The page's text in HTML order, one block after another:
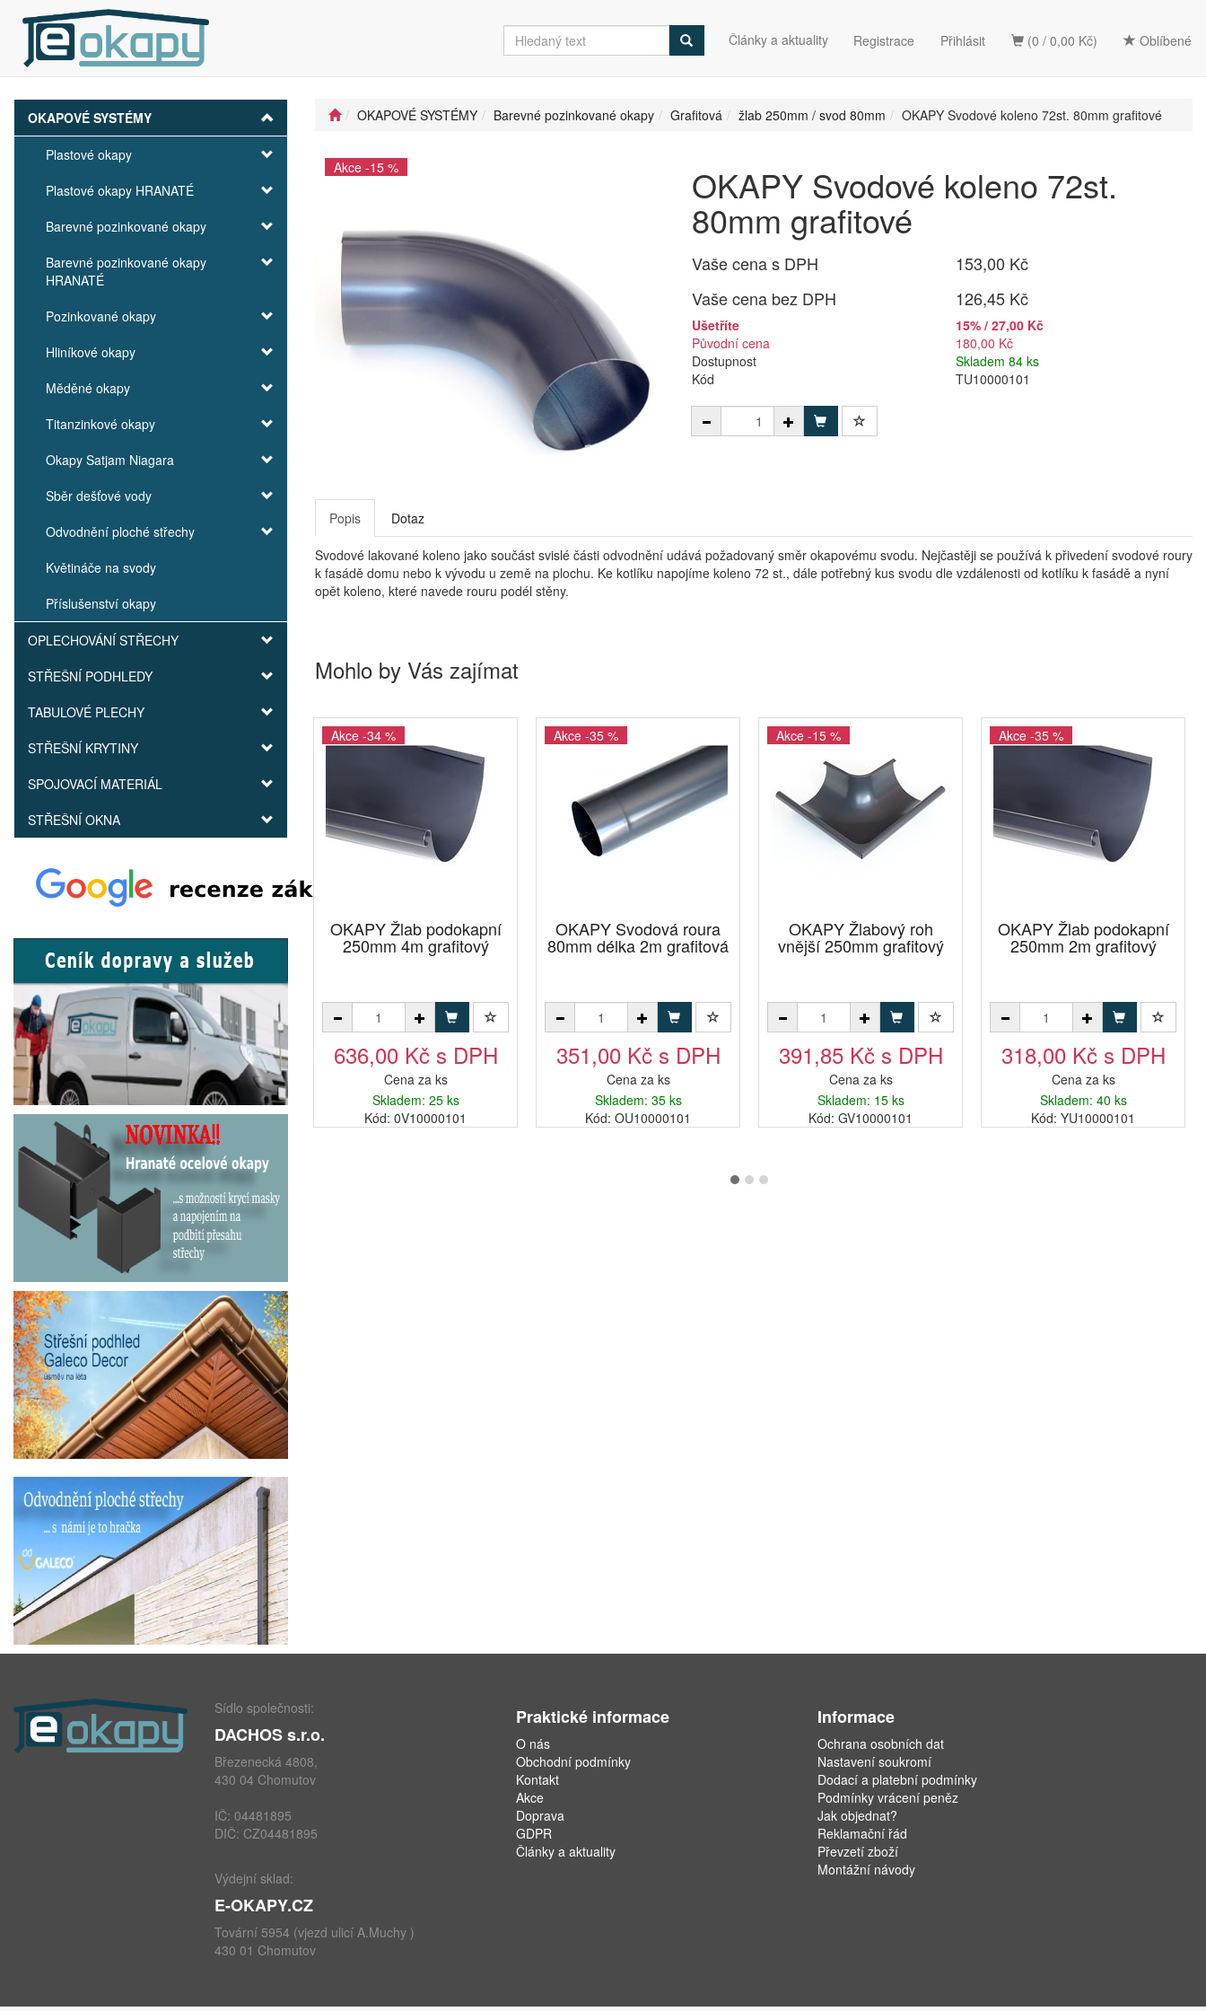
(0 / 0,00 Kč) Oblíbené
Články a aktuality Registrace Přihlásit
OKAPOVÉ SYSTÉMY
Plastové okapy
Plastové okapy HRANATÉ
Barevné pozinkované okapy
Barevné pozinkované okapy
HRANATÉ
Pozinkované okapy
Hliníkové okapy
Měděné okapy
Titanzinkové okapy
Okapy Satjam Niagara
Sběr dešťové vody
Odvodnění ploché střechy
Květináče na svody
Příslušenství okapy
OPLECHOVÁNÍ STŘECHY
STŘEŠNÍ PODHLEDY
TABULOVÉ PLECHY
STŘEŠNÍ KRYTINY
SPOJOVACÍ MATERIÁL
STŘEŠNÍ OKNA
OKAPOVÉ SYSTÉMY Barevné pozinkované okapy Grafitová žlab 250mm / svod 80mm OKAPY Svodové koleno 72st. 80mm grafitové
Akce -15 % OKAPY Svodové koleno 72st.
80mm grafitové
Vaše cena s DPH
153,00 Kč
Vaše cena bez DPH
126,45 Kč
Ušetříte
15% / 27,00 Kč
Původní cena
180,00 Kč
Dostupnost
Skladem 84 ks
Kód
TU10000101
Popis Dotaz
Svodové lakované koleno jako součást svislé části odvodnění udává požadovaný směr okapovému svodu. Nejčastěji se používá k přivedení svodové roury
k fasádě domu nebo k vývodu u země na plochu. Ke kotlíku napojíme koleno 72 st., dále potřebný kus svodu dle vzdálenosti od kotlíku k fasádě a nyní
opět koleno, které navede rouru podél stěny.
Mohlo by Vás zajímat
Akce -34 %
OKAPY Žlab podokapní
250mm 4m grafitový
636,00 Kč s DPH
Cena za ks
Skladem: 25 ks
Kód: 0V10000101
Akce -35 %
OKAPY Svodová roura
80mm délka 2m grafitová
351,00 Kč s DPH
Cena za ks
Skladem: 35 ks
Kód: OU10000101
Akce -15 %
OKAPY Žlabový roh
vnější 250mm grafitový
391,85 Kč s DPH
Cena za ks
Skladem: 15 ks
Kód: GV10000101
Akce -35 %
OKAPY Žlab podokapní
250mm 2m grafitový
318,00 Kč s DPH
Cena za ks
Skladem: 40 ks
Kód: YU10000101
Sídlo společnosti:
DACHOS s.r.o.
Březenecká 4808,
430 04 Chomutov
IČ: 04481895
DIČ: CZ04481895
Výdejní sklad:
E-OKAPY.CZ
Tovární 5954 (vjezd ulicí A.Muchy )
430 01 Chomutov
Praktické informace
O nás
Obchodní podmínky
Kontakt
Akce
Doprava
GDPR
Články a aktuality
Informace
Ochrana osobních dat
Nastavení soukromí
Dodací a platební podmínky
Podmínky vrácení peněz
Jak objednat?
Reklamační řád
Převzetí zboží
Montážní návody